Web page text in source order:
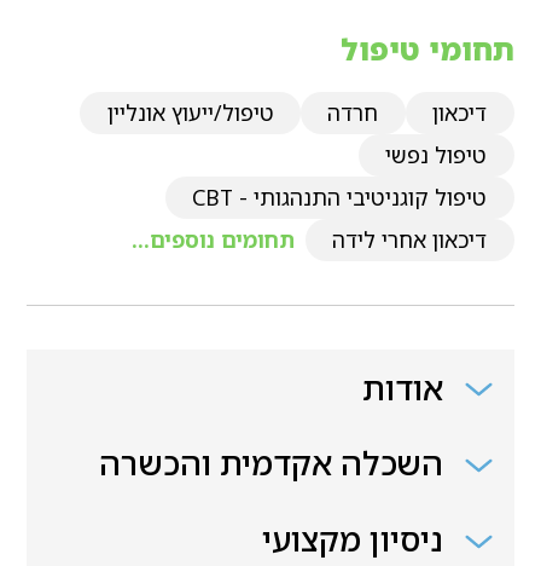
תחומי טיפול
דיכאון חרדה
טיפול/ייעוץ אונליין
טיפול נפשי
טיפול קוגניטיבי התנהגותי - CBT
דיכאון אחרי לידה
תחומים נוספים...
אודות
השכלה אקדמית והכשרה
ניסיון מקצועי